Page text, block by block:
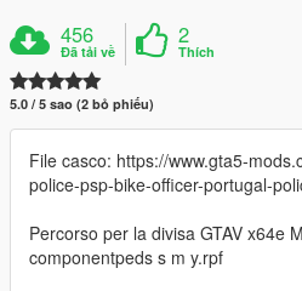
456
Đã tải về
2
Thích
5.0 / 5 sao (2 bỏ phiếu)
File casco: https://www.gta5-
police-psp-bike-officer-portugal-
Percorso per la divisa GTAV x64e
componentpeds s m y.rpf